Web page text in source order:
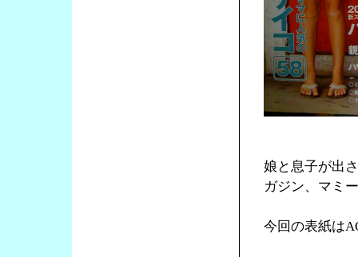
娘と息子が出
ガジン、マミ
今回の表紙は